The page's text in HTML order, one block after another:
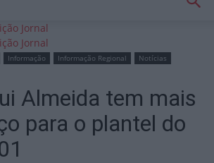
Informação Informação Regional
Notícias
Almeida tem mais
para o plantel do